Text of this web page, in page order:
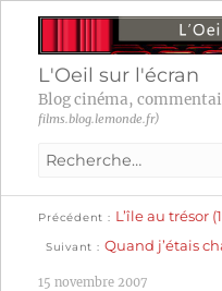
L'Oeil sur l'écran
Blog cinéma,
films.blog.lemonde.fr)
Recherche
:
Navigation
Précédent
précédente
L’île au trésor
Suivant
suivante :
Quand j’étais
15 novembre 2007